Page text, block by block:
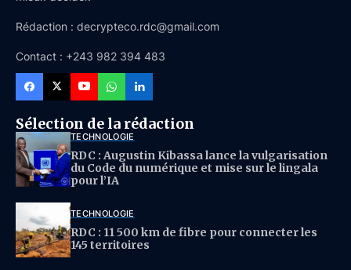
Rédaction : decrypteco.rdc@gmail.com
Contact : +243 982 394 483
Sélection de la rédaction
TECHNOLOGIE
RDC : Augustin Kibassa lance la vulgarisation
du Code du numérique et mise sur le lingala
pour l’IA
TECHNOLOGIE
RDC : 11 500 km de fibre pour connecter les
145 territoires